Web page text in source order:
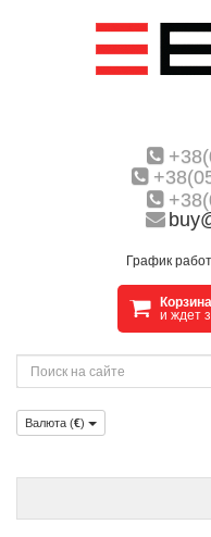
График
и ждет
Валюта (€)